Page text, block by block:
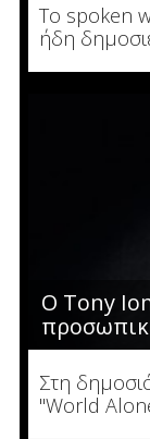
To spoken
ήδη
Ο Tony
Στη
"World